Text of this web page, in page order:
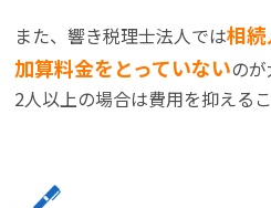
また、響き税理士法人では相
加算料金をとっていないの
2人以上の場合は費用を抑えるこ